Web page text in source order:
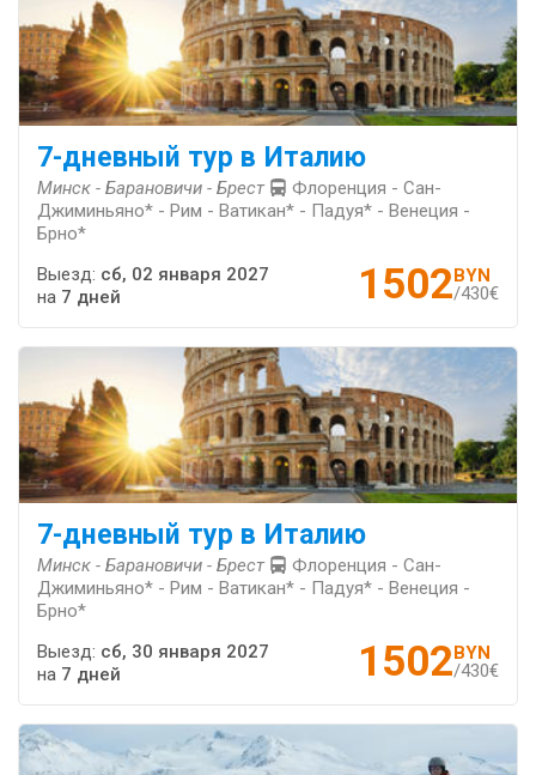
7-дневный тур в Италию
Минск - Барановичи - Брест
Флоренция - Сан-
Джиминьяно* - Рим - Ватикан* - Падуя* - Венеция -
Брно*
1502BYN
/430€
Выезд: сб, 02 января 2027
на 7 дней
7-дневный тур в Италию
Минск - Барановичи - Брест
Флоренция - Сан-
Джиминьяно* - Рим - Ватикан* - Падуя* - Венеция -
Брно*
1502BYN
/430€
Выезд: сб, 30 января 2027
на 7 дней